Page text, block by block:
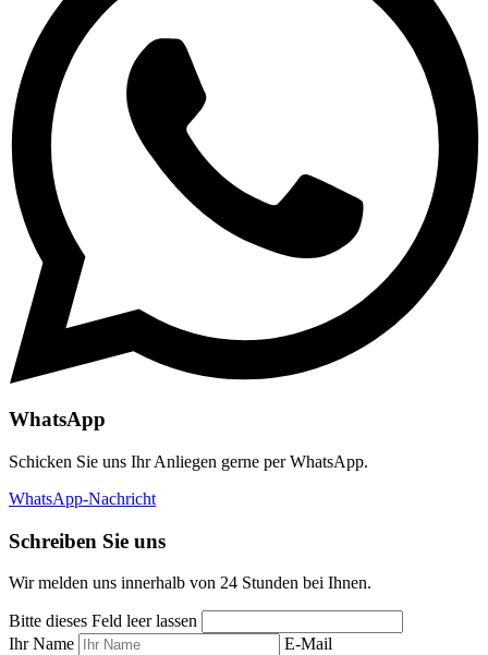
WhatsApp
Schicken Sie uns Ihr Anliegen gerne per WhatsApp.
WhatsApp-Nachricht
Schreiben Sie uns
Wir melden uns innerhalb von 24 Stunden bei Ihnen.
Bitte dieses Feld leer lassen
Ihr Name
E-Mail